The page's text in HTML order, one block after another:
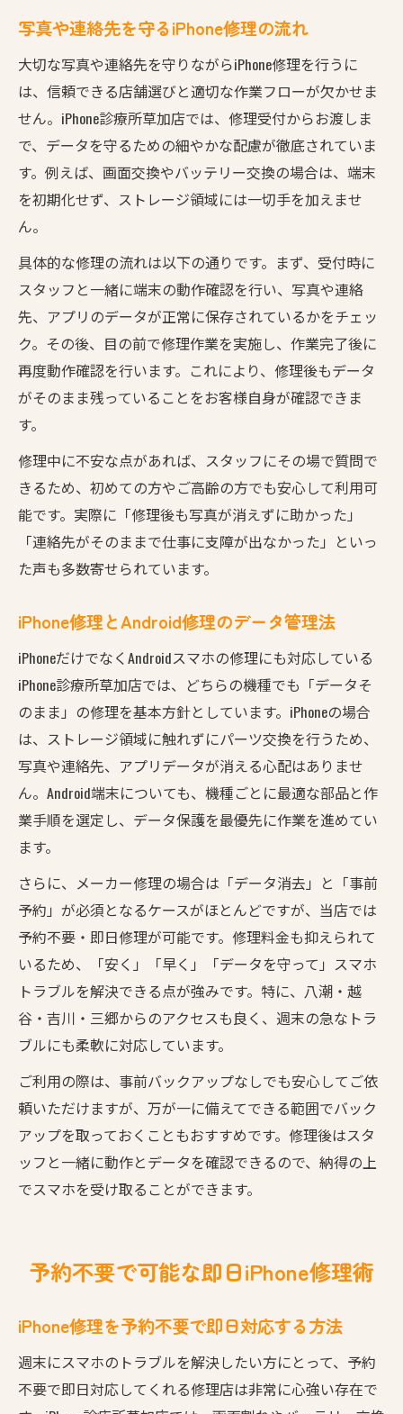
写真や連絡先を守るiPhone修理の流れ
大切な写真や連絡先を守りながらiPhone修理を行うに
は、信頼できる店舗選びと適切な作業フローが欠かせま
せん。iPhone診療所草加店では、修理受付からお渡しま
で、データを守るための細やかな配慮が徹底されていま
す。例えば、画面交換やバッテリー交換の場合は、端末
を初期化せず、ストレージ領域には一切手を加えませ
ん。
具体的な修理の流れは以下の通りです。まず、受付時に
スタッフと一緒に端末の動作確認を行い、写真や連絡
先、アプリのデータが正常に保存されているかをチェッ
ク。その後、目の前で修理作業を実施し、作業完了後に
再度動作確認を行います。これにより、修理後もデータ
がそのまま残っていることをお客様自身が確認できま
す。
修理中に不安な点があれば、スタッフにその場で質問で
きるため、初めての方やご高齢の方でも安心して利用可
能です。実際に「修理後も写真が消えずに助かった」
「連絡先がそのままで仕事に支障が出なかった」といっ
た声も多数寄せられています。
iPhone修理とAndroid修理のデータ管理法
iPhoneだけでなくAndroidスマホの修理にも対応している
iPhone診療所草加店では、どちらの機種でも「データそ
のまま」の修理を基本方針としています。iPhoneの場合
は、ストレージ領域に触れずにパーツ交換を行うため、
写真や連絡先、アプリデータが消える心配はありませ
ん。Android端末についても、機種ごとに最適な部品と作
業手順を選定し、データ保護を最優先に作業を進めてい
ます。
さらに、メーカー修理の場合は「データ消去」と「事前
予約」が必須となるケースがほとんどですが、当店では
予約不要・即日修理が可能です。修理料金も抑えられて
いるため、「安く」「早く」「データを守って」スマホ
トラブルを解決できる点が強みです。特に、八潮・越
谷・吉川・三郷からのアクセスも良く、週末の急なトラ
ブルにも柔軟に対応しています。
ご利用の際は、事前バックアップなしでも安心してご依
頼いただけますが、万が一に備えてできる範囲でバック
アップを取っておくこともおすすめです。修理後はスタ
ッフと一緒に動作とデータを確認できるので、納得の上
でスマホを受け取ることができます。
予約不要で可能な即日iPhone修理術
iPhone修理を予約不要で即日対応する方法
週末にスマホのトラブルを解決したい方にとって、予約
不要で即日対応してくれる修理店は非常に心強い存在で